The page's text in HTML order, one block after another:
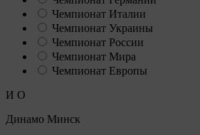
Чемпионат Италии
Чемпионат Украины
Чемпионат России
Чемпионат Мира
Чемпионат Европы
И О
Динамо Минск